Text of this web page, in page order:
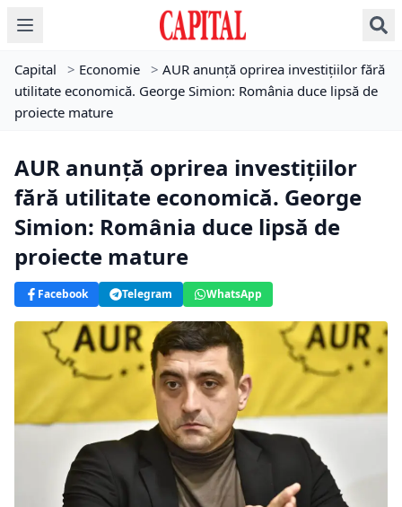
Capital > Economie > AUR anunță oprirea investițiilor fără
utilitate economică. George Simion: România duce lipsă de
proiecte mature
AUR anunță oprirea investițiilor
fără utilitate economică. George
Simion: România duce lipsă de
proiecte mature
Facebook Telegram WhatsApp